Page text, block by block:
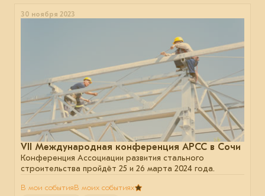
30 ноября 2023
VII Международная конференция АРСС в Сочи
Конференция Ассоциации развития стального
строительства пройдёт 25 и 26 марта 2024 года.
В мои событияВ моих событиях